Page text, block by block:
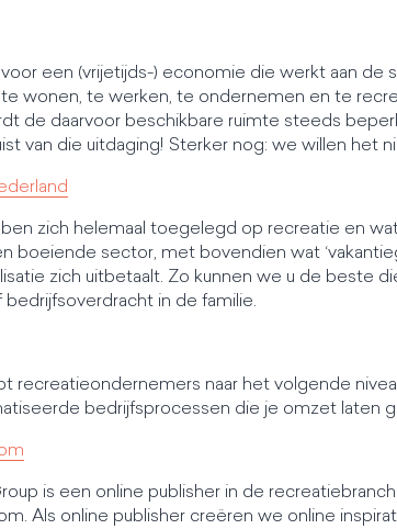
een (vrijetijds-) economie die werkt aan
wonen, te werken, te ondernemen en te
de daarvoor beschikbare ruimte steeds
van die uitdaging! Sterker nog: we willen het
zich helemaal toegelegd op recreatie en
boeiende sector, met bovendien wat
zich uitbetaalt. Zo kunnen we u de beste
in de familie.
recreatieondernemers naar het volgende
bedrijfsprocessen die je omzet laten
is een online publisher in de
Als online publisher creëren we online